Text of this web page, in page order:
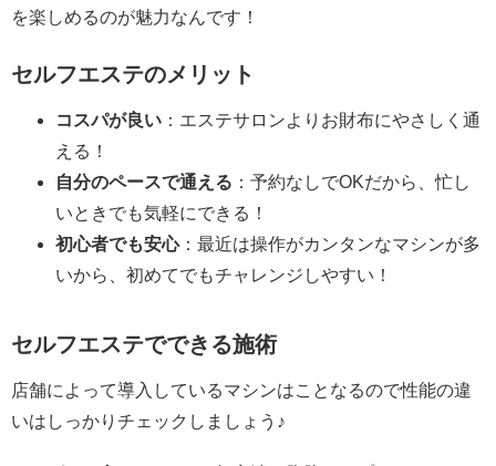
を楽しめるのが魅力なんです！
セルフエステのメリット
コスパが良い ：エステサロンよりお財布にやさしく通
える！
自分のペースで通える ：予約なしでOKだから、忙し
いときでも気軽にできる！
初心者でも安心：最近は操作がカンタンなマシンが多
いから、初めてでもチャレンジしやすい！
セルフエステでできる施術
店舗によって導入しているマシンはことなるので性能の違
いはしっかりチェックしましょう♪